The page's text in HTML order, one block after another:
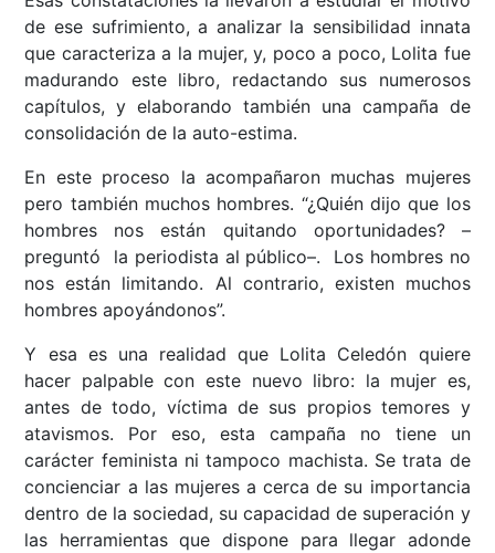
de ese sufrimiento, a analizar la sensibilidad innata
que caracteriza a la mujer, y, poco a poco, Lolita fue
madurando este libro, redactando sus numerosos
capítulos, y elaborando también una campaña de
consolidación de la auto-estima.
En este proceso la acompañaron muchas mujeres
pero también muchos hombres. “¿Quién dijo que los
hombres nos están quitando oportunidades? –
preguntó la periodista al público–. Los hombres no
nos están limitando. Al contrario, existen muchos
hombres apoyándonos”.
Y esa es una realidad que Lolita Celedón quiere
hacer palpable con este nuevo libro: la mujer es,
antes de todo, víctima de sus propios temores y
atavismos. Por eso, esta campaña no tiene un
carácter feminista ni tampoco machista. Se trata de
concienciar a las mujeres a cerca de su importancia
dentro de la sociedad, su capacidad de superación y
las herramientas que dispone para llegar adonde